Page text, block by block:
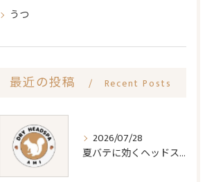
うつ
最近の投稿 Recent Posts
2026/07/28
夏バテに効くヘッドスパの疲労回復効果